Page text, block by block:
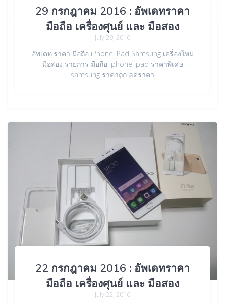
29 กรกฎาคม 2016 : อัพเดทราคา
มือถือ เครื่องศุนย์ และ มือสอง
July 29, 2016
อัพเดท ราคา มือถือ iPhone iPad Samsung เครื่องใหม่
มือสอง รายการ มือถือ iphone ipad ราคาพิเศษ
samsung ราคาถูก ลดราคา
22 กรกฎาคม 2016 : อัพเดทราคา
มือถือ เครื่องศุนย์ และ มือสอง
July 22, 2016